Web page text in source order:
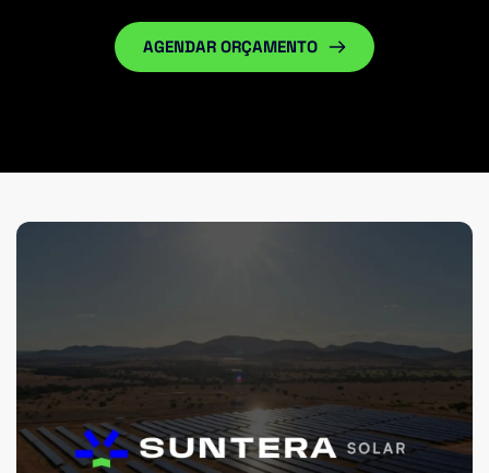
AGENDAR ORÇAMENTO